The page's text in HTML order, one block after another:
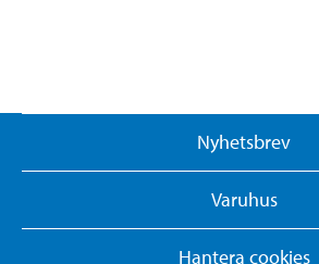
Nyhetsbrev
Varuhus
Hantera cookies